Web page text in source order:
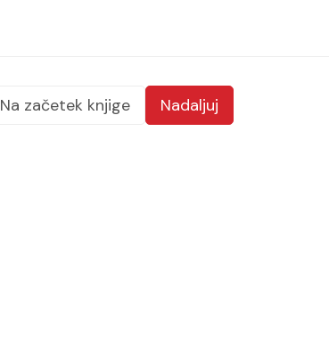
Na začetek knjige Nadaljuj